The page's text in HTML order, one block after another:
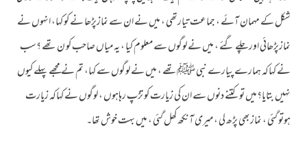
شکل کے مہمان آئے ، جماعت تیارتھی ، میں نے ان سے نمازپڑھا نے کو کہا، انہوں نے
نمازپڑھائی اور چلے گئے ، میں نے لوگوں سے معلوم کیا ، یہ میاں صاحب کو ن تھے ؟سب
نے کہاکہ ہمارے پیارے نبی ﷺتھے ، میں نے لوگوں سے کہا، تم نے مجھے پہلے کیوں
نہیں بتایا؟میں تو کتنے دنوں سے ان کی زیارت کو تڑپ رہاہوں ، لوگوں نے کہاکہ زیارت
ہوتو گئی ، نمازبھی پڑھ لی ، میری آنکھ کھل گئی ، میں بہت خوش تھا۔